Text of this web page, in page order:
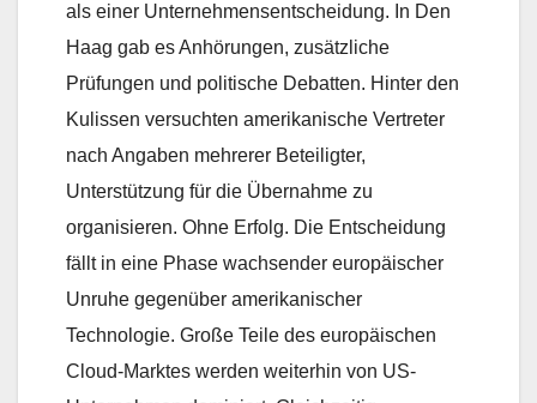
als einer Unternehmensentscheidung. In Den
Haag gab es Anhörungen, zusätzliche
Prüfungen und politische Debatten. Hinter den
Kulissen versuchten amerikanische Vertreter
nach Angaben mehrerer Beteiligter,
Unterstützung für die Übernahme zu
organisieren. Ohne Erfolg. Die Entscheidung
fällt in eine Phase wachsender europäischer
Unruhe gegenüber amerikanischer
Technologie. Große Teile des europäischen
Cloud-Marktes werden weiterhin von US-